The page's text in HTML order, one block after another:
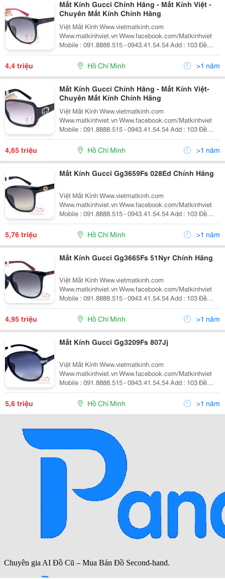
Mắt Kính Gucci Chính Hãng - Mắt Kính Việt -
Chuyên Mắt Kính Chính Hãng
Việt Mắt Kính Www.vietmatkinh.com
Www.matkinhviet.vn Www.facebook.com/Matkinhviet
Mobile : 091.8888.515 - 0943.41.54.54 Add : 103 Đề
Thám , P.cô Giang, Q1, Hcm. Hóa Đơn Vat Rõ Ràng Do
Công Ty Chính Hãng Cung Cấp. Nói Không Với Hàng
Giả, Hàng Nhái 1.G
4,4 triệu Hồ Chí Minh >1 năm
Mắt Kính Gucci Chính Hãng - Mắt Kính Việt-
Chuyên Mắt Kính Chính Hãng
Việt Mắt Kính Www.vietmatkinh.com
Www.matkinhviet.vn Www.facebook.com/Matkinhviet
Mobile : 091.8888.515 - 0943.41.54.54 Add : 103 Đề
Thám , P.cô Giang, Q1, Hcm. Hóa Đơn Vat Rõ Ràng Do
Công Ty Chính Hãng Cung Cấp. Nói Không Với Hàng
Giả, Hàng Nhái 1.G
4,65 triệu Hồ Chí Minh >1 năm
Mắt Kính Gucci Gg3659Fs 028Ed Chính Hãng
Việt Mắt Kính Www.vietmatkinh.com
Www.matkinhviet.vn Www.facebook.com/Matkinhviet
Mobile : 091.8888.515 - 0943.41.54.54 Add : 103 Đề
Thám , P.cô Giang, Q1, Hcm. Hóa Đơn Vat Rõ Ràng Do
Công Ty Chính Hãng Cung Cấp. Nói Không Với Hàng
Giả, Hàng Nhái 1.G
5,76 triệu Hồ Chí Minh >1 năm
Mắt Kính Gucci Gg3665Fs 51Nyr Chính Hãng
Việt Mắt Kính Www.vietmatkinh.com
Www.matkinhviet.vn Www.facebook.com/Matkinhviet
Mobile : 091.8888.515 - 0943.41.54.54 Add : 103 Đề
Thám , P.cô Giang, Q1, Hcm. Hóa Đơn Vat Rõ Ràng Do
Công Ty Chính Hãng Cung Cấp. Nói Không Với Hàng
Giả, Hàng Nhái 1.G
4,95 triệu Hồ Chí Minh >1 năm
Mắt Kính Gucci Gg3209Fs 807Jj
Việt Mắt Kính Www.vietmatkinh.com
Www.matkinhviet.vn Www.facebook.com/Matkinhviet
Mobile : 091.8888.515 - 0943.41.54.54 Add : 103 Đề
Thám , P.cô Giang, Q1, Hcm. Hóa Đơn Vat Rõ Ràng Do
Công Ty Chính Hãng Cung Cấp. Nói Không Với Hàng
Giả, Hàng Nhái 1.G
5,6 triệu Hồ Chí Minh >1 năm